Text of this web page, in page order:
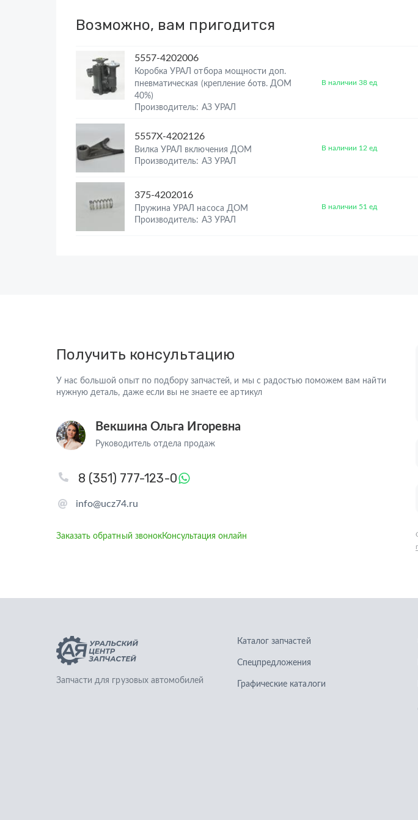
Возможно, вам пригодится
5557-4202006
Коробка УРАЛ отбора мощности доп.
пневматическая (крепление 6отв. ДОМ
40%)
Производитель: АЗ УРАЛ
В наличии 38 ед
5557Х-4202126
Вилка УРАЛ включения ДОМ
Производитель: АЗ УРАЛ
В наличии 12 ед
375-4202016
Пружина УРАЛ насоса ДОМ
Производитель: АЗ УРАЛ
В наличии 51 ед
Получить консультацию
У нас большой опыт по подбору запчастей, и мы с радостью поможем вам найти
нужную деталь, даже если вы не знаете ее артикул
Векшина Ольга Игоревна
Руководитель отдела продаж
info@ucz74.ru
8 (351) 777-123-0
Заказать обратный звонокКонсультация онлайн
Запчасти для грузовых автомобилей
Спецпредложения
Графические каталоги